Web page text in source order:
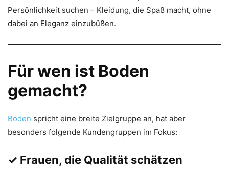
Persönlichkeit suchen – Kleidung, die Spaß macht, ohne
dabei an Eleganz einzubüßen.
Für wen ist Boden
gemacht?
Boden spricht eine breite Zielgruppe an, hat aber
besonders folgende Kundengruppen im Fokus:
✓ Frauen, die Qualität schätzen